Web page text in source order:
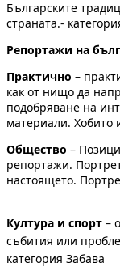
Българските
страната.-
Репортажи на
Практично –
как от нищо да
подобряване на
материали. Хобито
Общество –
репортажи.
настоящето.
Култура и спорт –
събития или
категория Забава